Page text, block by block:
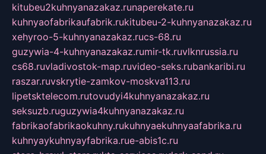
kitubeu2kuhnyanazakaz.runaperekate.ru
kuhnyaofabrikaufabrik.rukitubeu-2-kuhnyanazakaz.ru
xehyroo-5-kuhnyanazakaz.rucs-68.ru
guzywia-4-kuhnyanazakaz.rumir-tk.ruvlknrussia.ru
cs68.ruvladivostok-map.ruvideo-seks.rubankaribi.ru
raszar.ruvskrytie-zamkov-moskva113.ru
lipetsktelecom.rutovudyi4kuhnyanazakaz.ru
seksuzb.ruguzywia4kuhnyanazakaz.ru
fabrikaofabrikaokuhny.rukuhnyaekuhnyaafabrika.ru
kuhnyaykuhnyayfabrika.rue-abis1c.ru